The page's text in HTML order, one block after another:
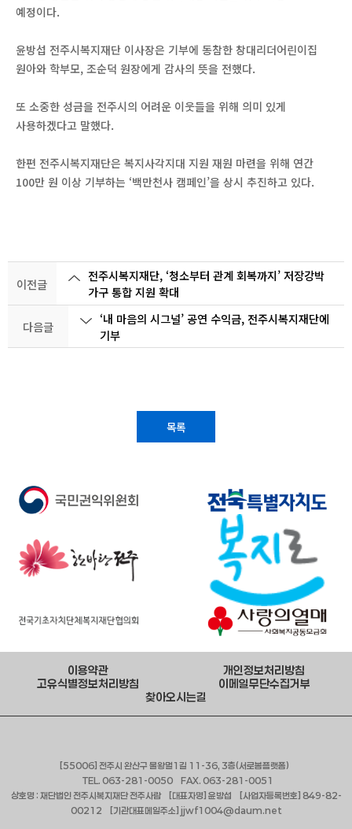
예정이다.
윤방섭 전주시복지재단 이사장은 기부에 동참한 창대리더어린이집
원아와 학부모, 조순덕 원장에게 감사의 뜻을 전했다.
또 소중한 성금을 전주시의 어려운 이웃들을 위해 의미 있게
사용하겠다고 말했다.
한편 전주시복지재단은 복지사각지대 지원 재원 마련을 위해 연간
100만 원 이상 기부하는 ‘백만천사 캠페인’을 상시 추진하고 있다.
이전글
전주시복지재단, ‘청소부터 관계 회복까지’ 저장강박
가구 통합 지원 확대
다음글
‘내 마음의 시그널’ 공연 수익금, 전주시복지재단에
기부
목록
이용약관
개인정보처리방침
고유식별정보처리방침
이메일무단수집거부
찾아오시는길
[55006] 전주시 완산구 물왕멀1길 11-36, 3층(서로봄플랫폼)
TEL. 063-281-0050 FAX. 063-281-0051
상호명 : 재단법인 전주시복지재단 전주사람 [대표자명] 윤방섭 [사업자등록번호] 849-82-
00212 [기관대표메일주소] jjwf1004@daum.net